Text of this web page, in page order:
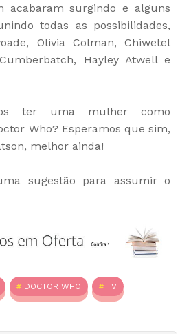
acabaram surgindo e alguns
todas as possibilidades,
Olivia Colman, Chiwetel
Hayley Atwell e
ter uma mulher como
Who? Esperamos que sim,
melhor ainda!
sugestão para assumir o
DOCTOR WHO TV